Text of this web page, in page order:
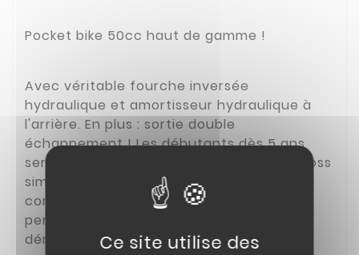
Pocket bike 50cc haut de gamme !
Avec véritable fourche inversée
hydraulique et amortisseur hydraulique à
l'arrière. En plus : sortie double
échappement ! Les débutants dès 5 ans
seront ravis par cette mini moto 50cc cross
simple d'utilisation et d'entretien ! Une
conception de qualité supérieure qui
permet à cette pocket cross 50cc de se
démarquer de la concurrence.
Ce site utilise des